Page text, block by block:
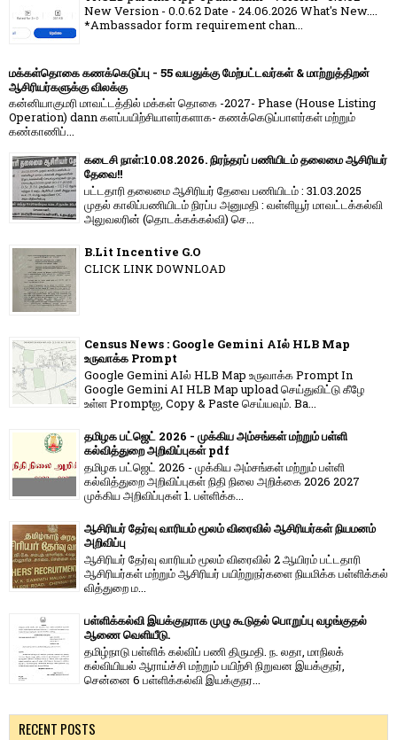
New Version - 0.0.62 Date - 24.06.2026 What's New....
*Ambassador form requirement chan...
மக்கள்தொகை கணக்கெடுப்பு - 55 வயதுக்கு மேற்பட்டவர்கள் & மாற்றுத்திறன்
ஆசிரியர்களுக்கு விலக்கு
கன்னியாகுமரி மாவட்டத்தில் மக்கள் தொகை -2027- Phase (House Listing
Operation) dann களப்பயிற்சியாளர்களாக- கணக்கெடுப்பாளர்கள் மற்றும்
கண்காணிப்...
கடைசி நாள்:10.08.2026. நிரந்தரப் பணியிடம் தலைமை ஆசிரியர்
தேவை!!
பட்டதாரி தலைமை ஆசிரியர் தேவை பணியிடம் : 31.03.2025
முதல் காலிப்பணியிடம் நிரப்ப அனுமதி : வள்ளியூர் மாவட்டக்கல்வி
அலுவலரின் (தொடக்கக்கல்வி) செ...
B.Lit Incentive G.O
CLICK LINK DOWNLOAD
Census News : Google Gemini AIல் HLB Map
உருவாக்க Prompt
Google Gemini AIல் HLB Map உருவாக்க Prompt In
Google Gemini AI HLB Map upload செய்துவிட்டு கீழே
உள்ள Promptஐ, Copy & Paste செய்யவும். Ba...
தமிழக பட்ஜெட் 2026 - முக்கிய அம்சங்கள் மற்றும் பள்ளி
கல்வித்துறை அறிவிப்புகள் pdf
தமிழக பட்ஜெட் 2026 - முக்கிய அம்சங்கள் மற்றும் பள்ளி
கல்வித்துறை அறிவிப்புகள் நிதி நிலை அறிக்கை 2026 2027
முக்கிய அறிவிப்புகள் 1. பள்ளிக்க...
ஆசிரியர் தேர்வு வாரியம் மூலம் விரைவில் ஆசிரியர்கள் நியமனம்
அறிவிப்பு
ஆசிரியர் தேர்வு வாரி​யம் மூலம் விரை​வில் 2 ஆயிரம் பட்​ட​தாரி
ஆசிரியர்​கள் மற்​றும் ஆசிரியர் பயிற்றுநர்​களை நியமிக்க பள்​ளிக்​கல்​
வித்​துறை ம...
பள்ளிக்கல்வி இயக்குநராக முழு கூடுதல் பொறுப்பு வழங்குதல்
ஆணை வெளியீடு.
தமிழ்நாடு பள்ளிக் கல்விப் பணி திருமதி. ந. லதா, மாநிலக்
கல்வியியல் ஆராய்ச்சி மற்றும் பயிற்சி நிறுவன இயக்குநர்,
சென்னை 6 பள்ளிக்கல்வி இயக்குநர...
RECENT POSTS